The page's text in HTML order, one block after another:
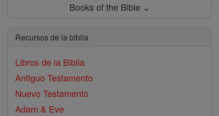
Books of the Bible ⌄
Recursos de la biblia
Libros de la Biblia
Antiguo Testamento
Nuevo Testamento
Adam & Eve